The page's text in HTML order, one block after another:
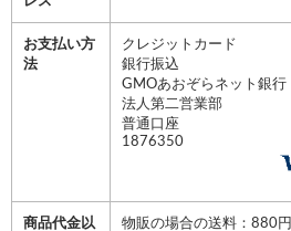
お支払い方
法
クレジットカード
銀行振込
GMOあおぞらネット銀行
法人第二営業部
普通口座
1876350
商品代金以
物販の場合の送料：880円